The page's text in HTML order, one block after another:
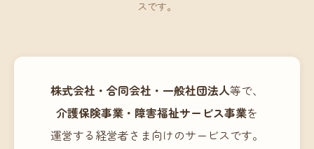
スです。
株式会社・合同会社・一般社団法人等で、
介護保険事業・障害福祉サービス事業を
運営する経営者さま向けのサービスです。